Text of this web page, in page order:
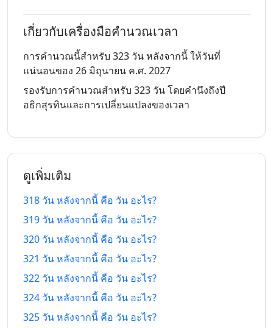
311 วัน
ที่แล้ว
30/9/25
311 วัน
หลังจากนี้
312 วัน
ที่แล้ว
29/9/25
312 วัน
หลังจากนี้
15/6/27
313 วัน
ที่แล้ว
28/9/25
313 วัน
หลังจากนี้
314 วัน
ที่แล้ว
314 วัน
หลังจากนี้
315 วัน
ที่แล้ว
หลังจากนี้
316 วัน
ที่แล้ว
25/9/25
316 วัน
หลังจากนี้
317 วัน
ที่แล้ว
24/9/25
317 วัน
หลังจากนี้
318 วัน
ที่แล้ว
23/9/25
318 วัน
หลังจากนี้
เกี่ยวกับเครื่องมือคำนวณเวลา
การคำนวณนี้สำหรับ 323 วัน หลังจากนี้ ให้วันที่
แน่นอนของ 26 มิถุนายน ค.ศ. 2027
รองรับการคำนวณสำหรับ 323 วัน โดยคำนึงถึงปี
อธิกสุรทินและการเปลี่ยนแปลงของเวลา
ดูเพิ่มเติม
318 วัน หลังจากนี้ คือ วัน อะไร?
319 วัน หลังจากนี้ คือ วัน อะไร?
320 วัน หลังจากนี้ คือ วัน อะไร?
321 วัน หลังจากนี้ คือ วัน อะไร?
322 วัน หลังจากนี้ คือ วัน อะไร?
324 วัน หลังจากนี้ คือ วัน อะไร?
325 วัน หลังจากนี้ คือ วัน อะไร?